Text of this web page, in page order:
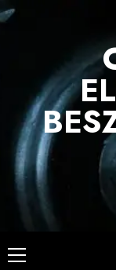
Skip
Primary